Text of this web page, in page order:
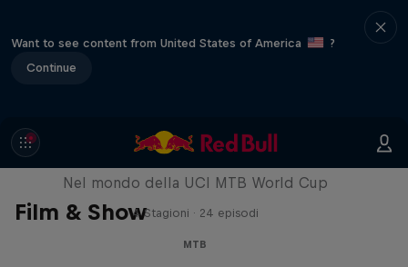
Want to see content from United States of America
?
Continue
Film & Show
Fast Life
Nel mondo della UCI MTB World Cup
4 Stagioni · 24 episodi
MTB